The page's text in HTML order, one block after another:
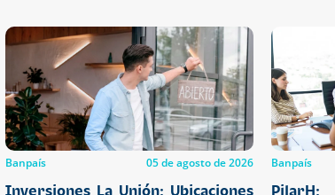
Banpaís 05 de agosto de 2026
Inversiones La Unión: Ubicaciones
Banpaís